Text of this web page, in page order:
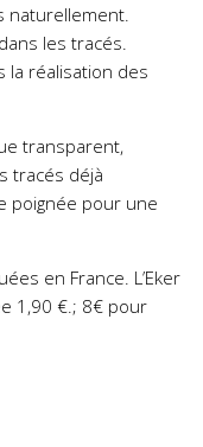
naturellement.
les tracés.
la réalisation des
transparent,
tracés déjà
poignée pour une
en France. L’Eker
1,90 €.; 8€ pour